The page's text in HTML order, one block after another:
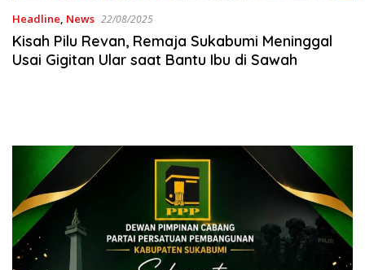
Headline, News 22/08/2025
Kisah Pilu Revan, Remaja Sukabumi Meninggal
Usai Gigitan Ular saat Bantu Ibu di Sawah